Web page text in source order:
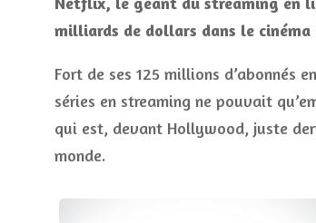
milliards de dollars dans le
Fort de ses 125 millions d’abonnés
séries en streaming ne pouvait
qui est, devant Hollywood, juste
monde.